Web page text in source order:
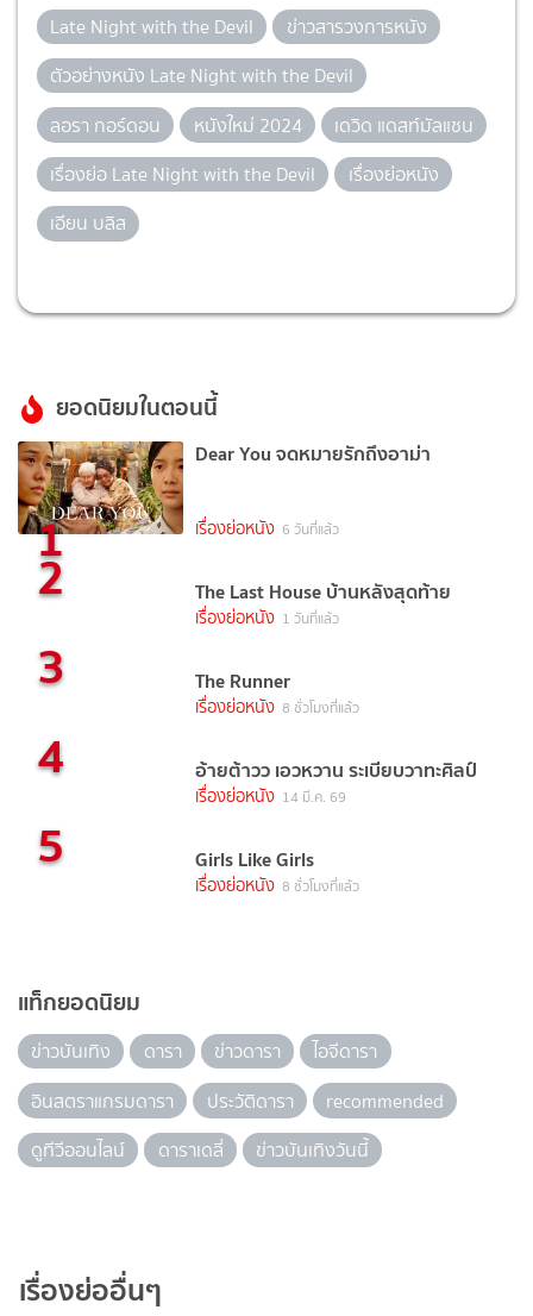
Late Night with the Devil
ข่าวสารวงการหนัง
ตัวอย่างหนัง Late Night with the Devil
ลอรา กอร์ดอน
หนังใหม่ 2024
เดวิด แดสท์มัลแชน
เรื่องย่อ Late Night with the Devil
เรื่องย่อหนัง
เอียน บลิส
ยอดนิยมในตอนนี้
1
Dear You จดหมายรักถึงอาม่า
เรื่องย่อหนัง 6 วันที่แล้ว
2 The Last House บ้านหลังสุดท้าย
เรื่องย่อหนัง 1 วันที่แล้ว
3 The Runner
เรื่องย่อหนัง 8 ชั่วโมงที่แล้ว
4 อ้ายต้าวว เอวหวาน ระเบียบวาทะศิลป์
เรื่องย่อหนัง 14 มี.ค. 69
5 Girls Like Girls
เรื่องย่อหนัง 8 ชั่วโมงที่แล้ว
แท็กยอดนิยม
ข่าวบันเทิง ดารา ข่าวดารา
ไอจีดารา
อินสตราแกรมดารา
ประวัติดารา
recommended
ดูทีวีออนไลน์
ดาราเดลี่ ข่าวบันเทิงวันนี้
เรื่องย่ออื่นๆ